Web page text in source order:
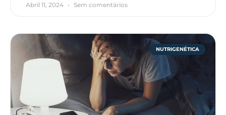
Abril 11, 2024 Sem comentários
NUTRIGENÉTICA